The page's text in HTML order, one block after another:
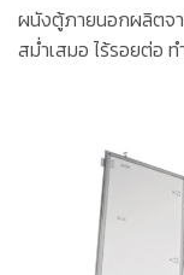
ผนังตู้ภายนอกผลิตจา
สม่ำเสมอ ไร้รอยต่อ